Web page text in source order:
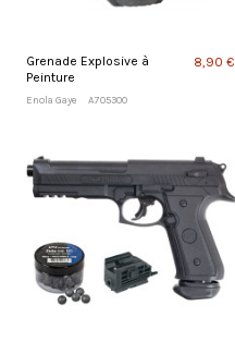
Grenade Explosive à
Peinture
Enola Gaye A705300
8,90 €